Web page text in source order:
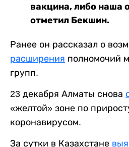
вакцина, либо наша
отметил Бекшин.
Ранее он рассказал о
расширения полномочий
групп.
23 декабря Алматы снова
«желтой» зоне по
коронавирусом.
За сутки в Казахстане